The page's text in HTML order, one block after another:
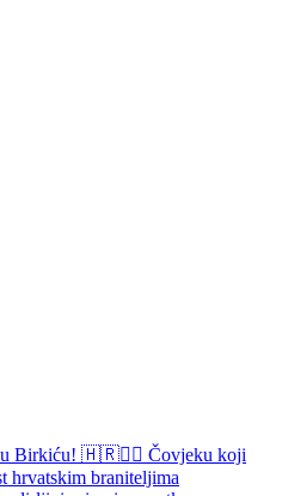
Birkiću! 🇭🇷🏃‍♂️ Čovjeku koji
hrvatskim braniteljima